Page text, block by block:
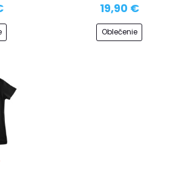
19,90 €
Oblečenie